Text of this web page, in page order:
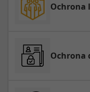
Ochrona
Ochrona